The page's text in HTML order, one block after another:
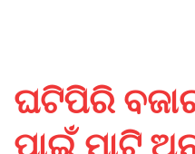
ଘଟିପିରି
ପାଇଁ ମାଟି